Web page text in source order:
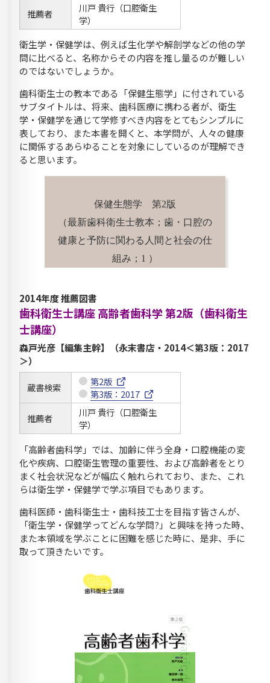
保健生態学 第2版
（最新歯科衛生士教本；歯・口腔の
健康と予防に関わる人間と社会の仕
組み；1 ）
推薦者
川戸 貴行（口腔衛生
学）
衛生学・保健学は、例えば生化学や解剖学などの他の学
問に比べると、名称からその内容を推し量るのが難しい
のではないでしょうか。
歯科衛生士の教本である「保健生態学」に付されている
サブタイトルは、将来、歯科医療に携わる者が、衛生
学・保健学を通じて学修すべき内容をとてもシンプルに
表しており、また本書を開くと、本学問が、人々の健康
に関係するあらゆることを対象にしているのが理解でき
ると思います。
2014年度 推薦図書
歯科衛生士講座 高齢者歯科学 第2版（歯科衛生
士講座）
森戸光彦【編集主幹】（永末書店・2014＜第3版：2017
＞）
蔵書検索
第2版
第3版：2017
推薦者
川戸 貴行（口腔衛生
学）
「高齢者歯科学」では、加齢に伴う全身・口腔機能の変
化や疾病、口腔衛生管理の重要性、および高齢者をとり
まく社会状況などが幅広く触れられており、また、これ
らは衛生学・保健学で学ぶ項目でもあります。
歯科医師・歯科衛生士・歯科技工士を目指す皆さんが、
「衛生学・保健学ってどんな学問?」と興味を持った時、
また本領域を学ぶことに困難を感じた時に、是非、手に
取って頂きたいです。